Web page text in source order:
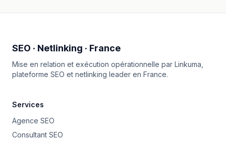
SEO · Netlinking · France
Mise en relation et exécution opérationnelle par Linkuma
plateforme SEO et netlinking leader en France.
Services
Agence SEO
Consultant SEO